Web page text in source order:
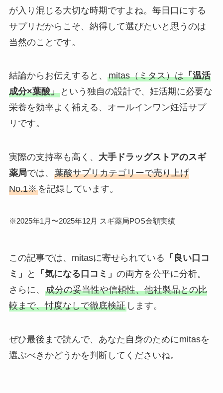
が入り混じる大切な時期ですよね。毎日口にする
サプリだからこそ、納得して選びたいと思うのは
当然のことです。
結論からお伝えすると、 mitas（ミタス）は「温活
成分×葉酸」という独自の設計で、妊活期に必要な
栄養を効率よく補える、オールインワン妊活サプ
リです。
実際の支持率も高く、 大手ドラッグストアのスギ
薬局では、 葉酸サプリカテゴリーで売り上げ
No.1※を記録しています。
※2025年1月〜2025年12月 スギ薬局POS金額実績
この記事では、mitasに寄せられている 「良い口コ
ミ」
と 「気になる口コミ」 の両方を公平に分析。
さらに、 成分の妥当性や信頼性、他社製品との比
較まで、忖度なしで徹底検証します。
ぜひ最後まで読んで、あなた自身のためにmitasを
選ぶべきかどうかを判断してくださいね。